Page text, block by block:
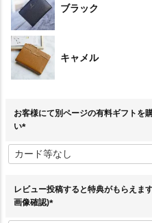
ブラック
キャメル
お客様にて別ページの有料ギフトを
い
必
須
レビュー投稿すると特典がもらえま
画像確認)